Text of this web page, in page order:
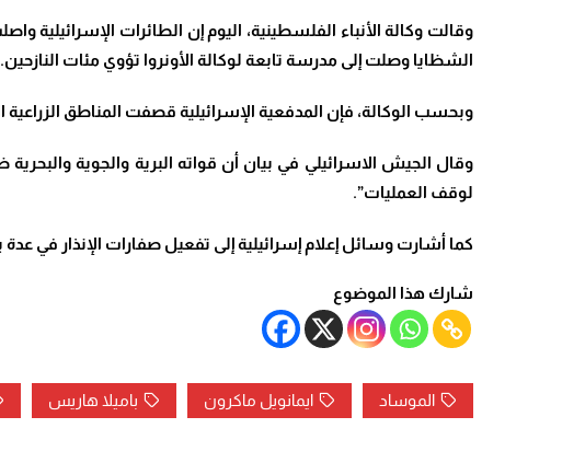
وقالت وكالة الأنباء الفلسطينية، اليوم إن الطائرات
الشظايا وصلت إلى مدرسة تابعة لوكالة الأونروا تؤوي مئات النازحين.
وبحسب الوكالة، فإن المدفعية الإسرائيلية قصفت المناطق
وقال الجيش الاسرائيلي في بيان أن قواته البرية والجوية
لوقف العمليات”.
كما أشارت وسائل إعلام إسرائيلية إلى تفعيل صفارات الإنذار في عدة
شارك هذا الموضوع
الموساد ايمانويل ماكرون باميلا هاريس